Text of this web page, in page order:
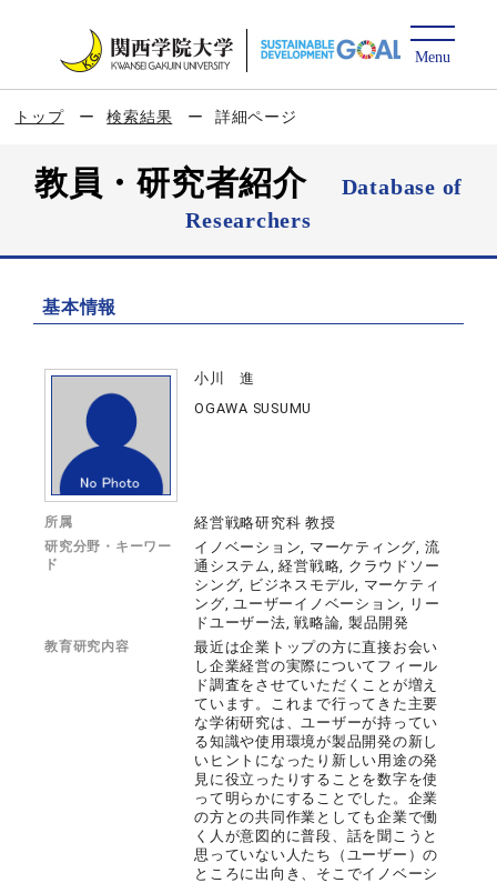
トップ 検索結果 詳細ページ
教員・研究者紹介
Database of
Researchers
基本情報
小川 進
OGAWA SUSUMU
所属 経営戦略研究科 教授
研究分野・キーワー
ド
イノベーション, マーケティング, 流
通システム, 経営戦略, クラウドソー
シング, ビジネスモデル, マーケティ
ング, ユーザーイノベーション, リー
ドユーザー法, 戦略論, 製品開発
教育研究内容
最近は企業トップの方に直接お会い
し企業経営の実際についてフィール
ド調査をさせていただくことが増え
ています。これまで行ってきた主要
な学術研究は、ユーザーが持ってい
る知識や使用環境が製品開発の新し
いヒントになったり新しい用途の発
見に役立ったりすることを数字を使
って明らかにすることでした。企業
の方との共同作業としても企業で働
く人が意図的に普段、話を聞こうと
思っていない人たち（ユーザー）の
ところに出向き、そこでイノベーシ